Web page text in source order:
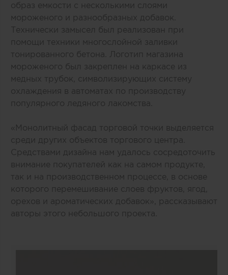
образ емкости с несколькими слоями
мороженого и разнообразных добавок.
Технически замысел был реализован при
помощи техники многослойной заливки
тонированного бетона. Логотип магазина
мороженого был закреплен на каркасе из
медных трубок, символизирующих систему
охлаждения в автоматах по производству
популярного ледяного лакомства.
«Монолитный фасад торговой точки выделяется
среди других объектов торгового центра.
Средствами дизайна нам удалось сосредоточить
внимание покупателей как на самом продукте,
так и на производственном процессе, в основе
которого перемешивание слоев фруктов, ягод,
орехов и ароматических добавок», рассказывают
авторы этого небольшого проекта.